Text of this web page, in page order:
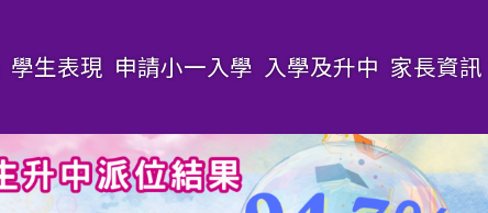
學生表現 申請小一入學 入學及升中 家長資訊